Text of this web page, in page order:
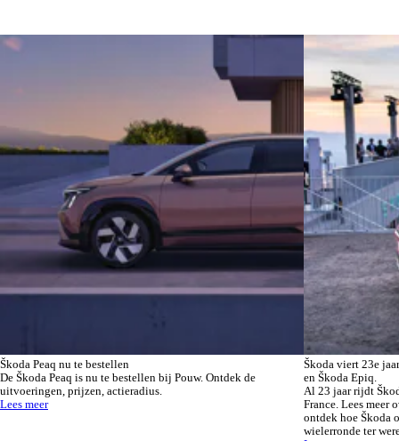
Škoda Peaq nu te bestellen
De Škoda Peaq is nu te bestellen bij Pouw. Ontdek de
uitvoeringen, prijzen, actieradius.
Lees meer
Škoda viert 23e
en Škoda Epiq.
Al 23 jaar rijdt
France. Lees meer
ontdek hoe Škoda
wielerronde ter